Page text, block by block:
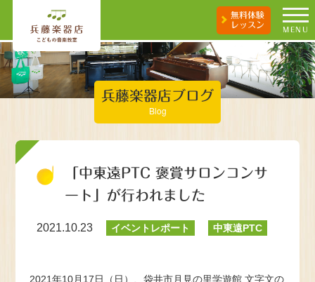
無料体験
レッスン
MENU
兵藤楽器店ブログ
Blog
「中東遠PTC 褒賞サロンコンサ
ート」が行われました
2021.10.23 イベントレポート 中東遠PTC
2021年10月17日（日）、袋井市月見の里学遊館 文字文の